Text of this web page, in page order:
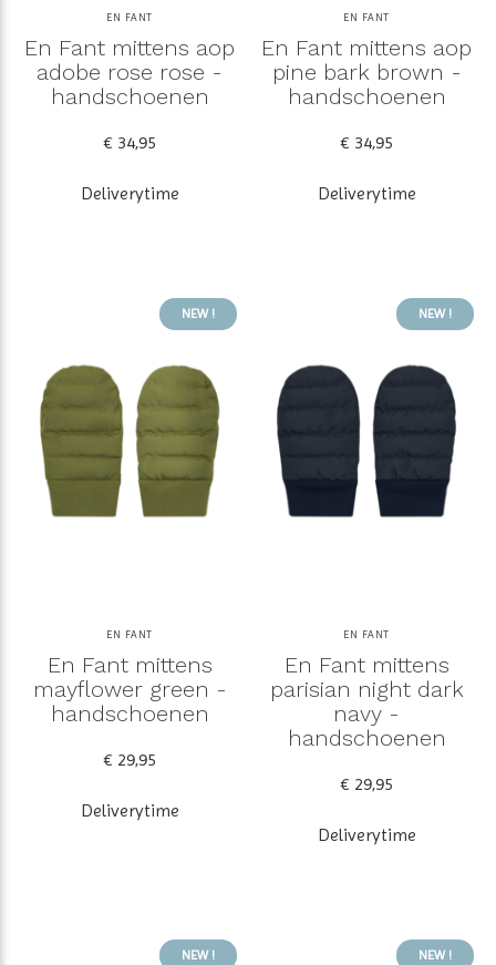
EN FANT
En Fant mittens aop
adobe rose rose -
handschoenen
€ 34,95
Deliverytime
EN FANT
En Fant mittens aop
pine bark brown -
handschoenen
€ 34,95
Deliverytime
NEW !
EN FANT
En Fant mittens
mayflower green -
handschoenen
€ 29,95
Deliverytime
NEW !
EN FANT
En Fant mittens
parisian night dark
navy -
handschoenen
€ 29,95
Deliverytime
NEW ! NEW !